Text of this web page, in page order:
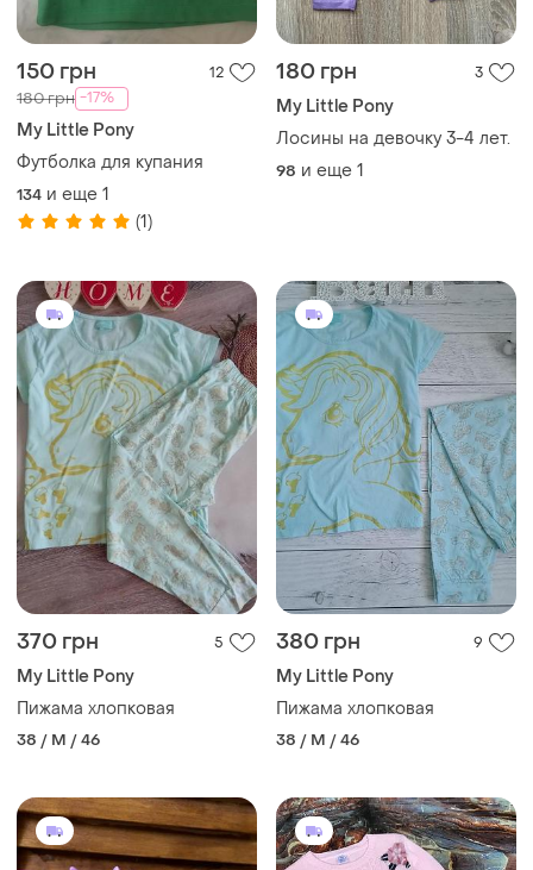
150 грн 12
180 грн -17%
My Little Pony
Футболка для купания
134 и еще 1
(1)
180 грн 3
My Little Pony
Лосины на девочку 3-4 лет.
98 и еще 1
370 грн 5
My Little Pony
Пижама хлопковая
38 / M / 46
380 грн 9
My Little Pony
Пижама хлопковая
38 / M / 46